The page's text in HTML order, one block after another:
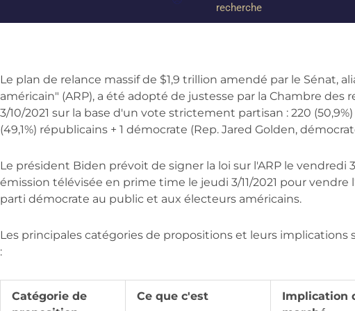
recherche
Le plan de relance massif de $1,9 trillion amendé par le Sénat,
américain" (ARP), a été adopté de justesse par la Chambre des
3/10/2021 sur la base d'un vote strictement partisan : 220
(49,1%) républicains + 1 démocrate (Rep. Jared Golden,
Le président Biden prévoit de signer la loi sur l'ARP le vendredi
émission télévisée en prime time le jeudi 3/11/2021 pour vendre
parti démocrate au public et aux électeurs américains.
Les principales catégories de propositions et leurs implications
:
Catégorie de
Ce que c'est
Implication